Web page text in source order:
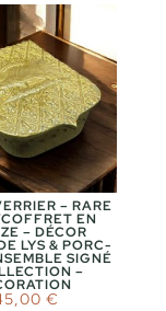
– RARE
EN
– DÉCOR
LYS & PORC-
SIGNÉ
–
€